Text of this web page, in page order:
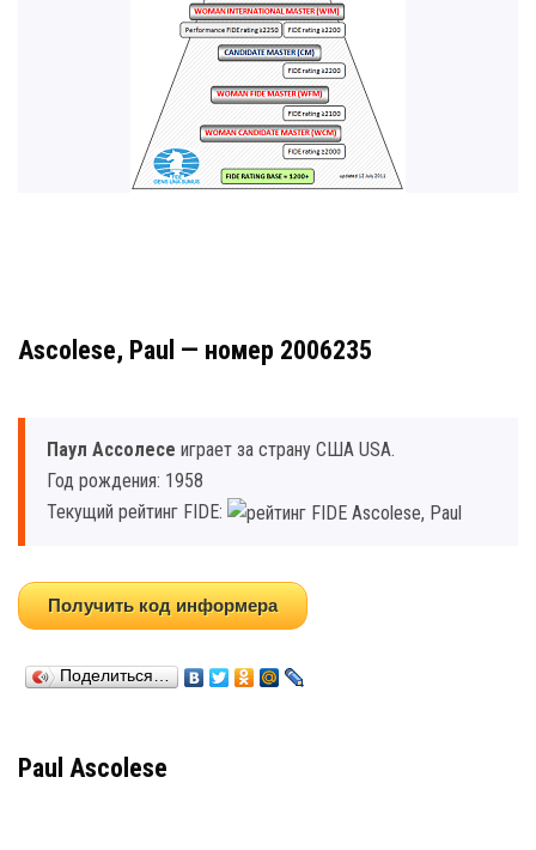
Ascolese, Paul — номер 2006235
Паул Асcолесе играет за страну США USA.
Год рождения: 1958
Текущий рейтинг FIDE:
Получить код информера
Поделиться…
Paul Ascolese